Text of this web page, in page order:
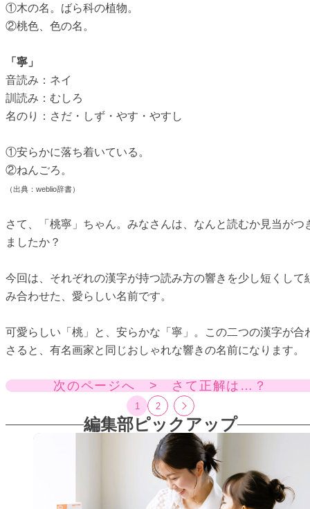
①木の名。ばら科の植物。
②桃色、色の名。
「寧」
音読み：ネイ
訓読み：むしろ
名のり：さだ・しず・やす・やすし
①安らかに落ち着いている。
②ねんごろ。
（出典：weblio辞書）
さて、「桃寧」ちゃん。みなさんは、なんと読むか見当がつ
ましたか？
今回は、それぞれの漢字が持つ読み方の響きを少し短くして
み合わせた、愛らしい名前です。
可愛らしい「桃」と、安らかな「寧」。この二つの漢字が合
さると、有名画家と同じおしゃれな響きの名前になります。
次のページへ > さて正解は…？
1 2
編集部ピックアップ